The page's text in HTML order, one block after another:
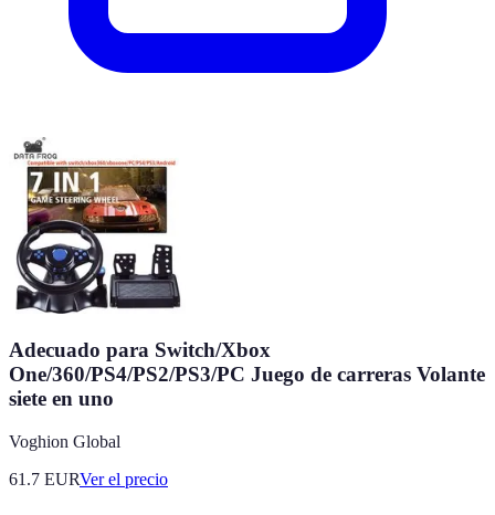
Adecuado para Switch/Xbox
One/360/PS4/PS2/PS3/PC Juego de carreras Volante
siete en uno
Voghion Global
61.7 EURVer el precio